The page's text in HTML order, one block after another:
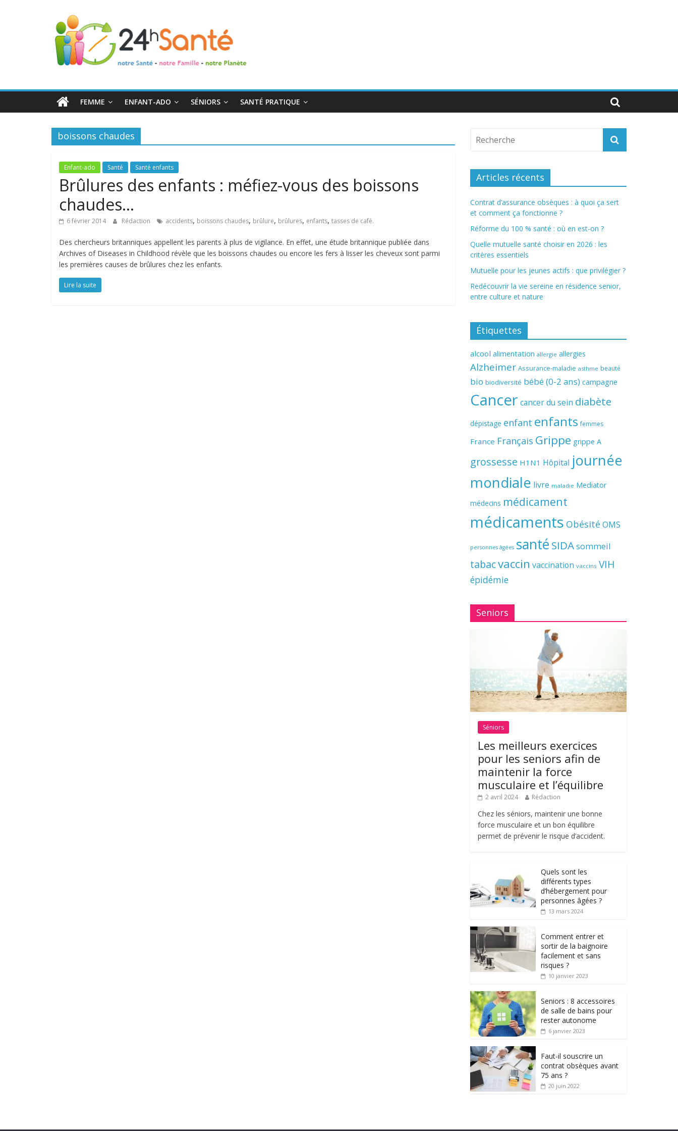
24h
Santé
toute
famille
FEMME ENFANT-ADO SÉNIORS SANTÉ PRATIQUE
boissons chaudes
Enfant-ado Santé Santé enfants
Brûlures des enfants : méfiez-vous des boissons
chaudes…
6 février 2014 Rédaction accidents, boissons chaudes, brûlure, brûlures, enfants, tasses de café.
Des chercheurs britanniques appellent les parents à plus de vigilance. En effet, une étude britannique publiée dans
Archives of Diseases in Childhood révèle que les boissons chaudes ou encore les fers à lisser les cheveux sont parmi
les premières causes de brûlures chez les enfants.
Lire la suite
Articles récents
Contrat d’assurance obsèques : à quoi ça sert
et comment ça fonctionne ?
Réforme du 100 % santé : où en est-on ?
Quelle mutuelle santé choisir en 2026 : les
critères essentiels
Mutuelle pour les jeunes actifs : que privilégier ?
Redécouvrir la vie sereine en résidence senior,
entre culture et nature
Étiquettes
alcool alimentation allergie allergies
Alzheimer Assurance-maladie asthme beauté
bio biodiversité bébé (0-2 ans) campagne
Cancer cancer du sein diabète
dépistage enfant enfants femmes
France Français Grippe grippe A
grossesse H1N1 Hôpital journée
mondiale livre maladie Mediator
médecins médicament
médicaments Obésité OMS
personnes âgées santé SIDAsommeil
tabacvaccin vaccination vaccins VIH
épidémie
Seniors
Séniors
Les meilleurs exercices
pour les seniors afin de
maintenir la force
musculaire et l’équilibre
2 avril 2024 Rédaction
Chez les séniors, maintenir une bonne
force musculaire et un bon équilibre
permet de prévenir le risque d’accident.
Quels sont les
différents types
d’hébergement pour
personnes âgées ?
13 mars 2024
Comment entrer et
sortir de la baignoire
facilement et sans
risques ?
10 janvier 2023
Seniors : 8 accessoires
de salle de bains pour
rester autonome
6 janvier 2023
Faut-il souscrire un
contrat obsèques avant
75 ans ?
20 juin 2022